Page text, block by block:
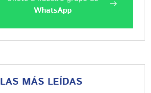
WhatsApp
LAS MÁS LEÍDAS